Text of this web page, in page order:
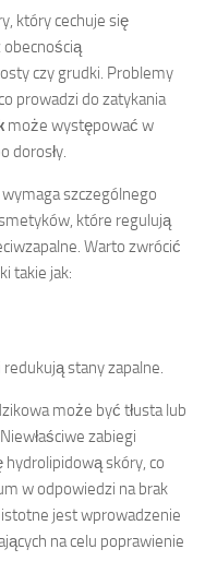
który cechuje się
czy grudki. Problemy
prowadzi do zatykania
może występować w
dorosły.
wymaga szczególnego
które regulują
Warto zwrócić
takie jak:
stany zapalne.
może być tłusta lub
zabiegi
skóry, co
w odpowiedzi na brak
jest wprowadzenie
na celu poprawienie